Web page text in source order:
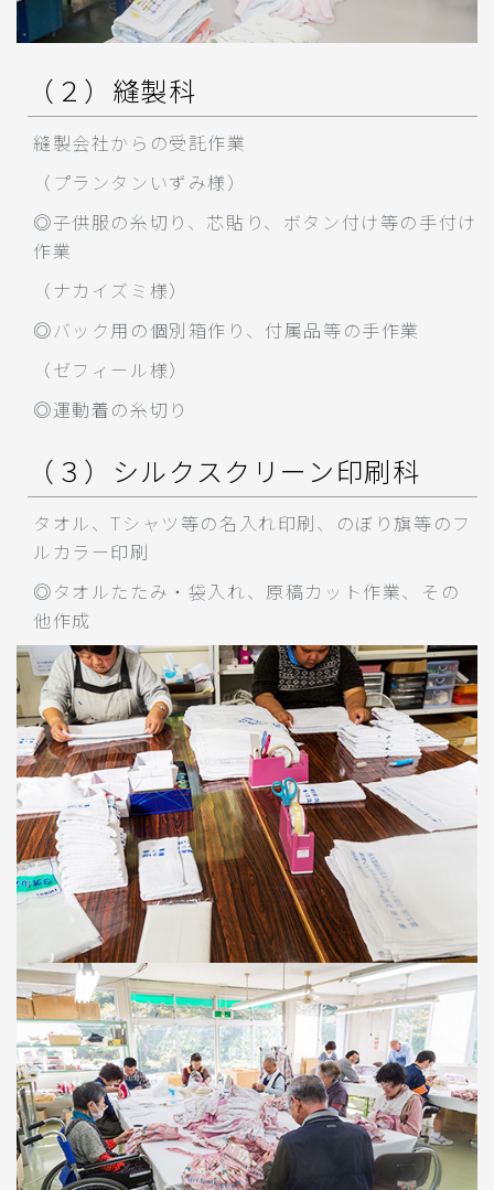
（２）縫製科
縫製会社からの受託作業
（プランタンいずみ様）
◎子供服の糸切り、芯貼り、ボタン付け等の手付け
作業
（ナカイズミ様）
◎バック用の個別箱作り、付属品等の手作業
（ゼフィール様）
◎運動着の糸切り
（３）シルクスクリーン印刷科
タオル、Tシャツ等の名入れ印刷、のぼり旗等のフ
ルカラー印刷
◎タオルたたみ・袋入れ、原稿カット作業、その
他作成